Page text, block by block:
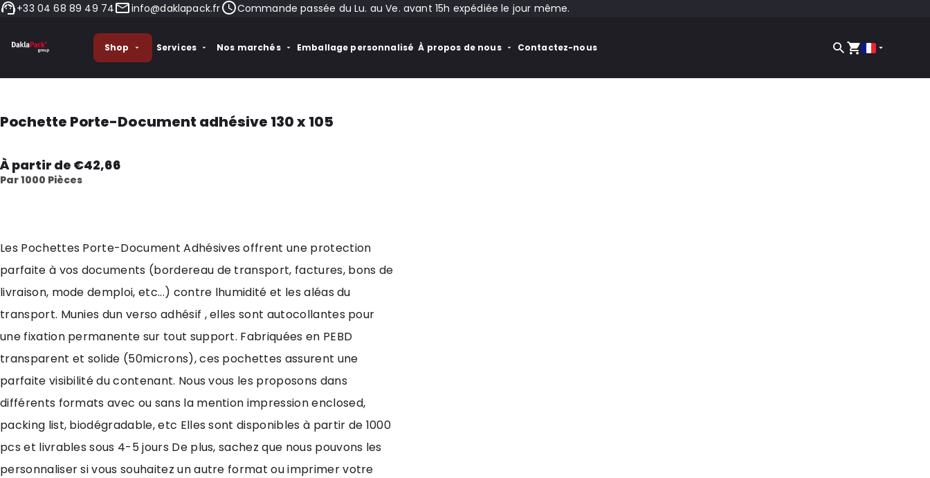
+33 04 68 89 49 74 info@daklapack.fr Commande passée du Lu. au Ve. avant 15h expédiée le jour même.
Shop Services Nos marchés Emballage personnalisé À propos de nous Contactez-nous
Pochette Porte-Document adhésive 130 x 105
À partir de €42,66
Par 1000 Pièces
Les Pochettes Porte-Document Adhésives offrent une protection
parfaite à vos documents (bordereau de transport, factures, bons de
livraison, mode demploi, etc...) contre lhumidité et les aléas du
transport. Munies dun verso adhésif , elles sont autocollantes pour
une fixation permanente sur tout support. Fabriquées en PEBD
transparent et solide (50microns), ces pochettes assurent une
parfaite visibilité du contenant. Nous vous les proposons dans
différents formats avec ou sans la mention impression enclosed,
packing list, biodégradable, etc Elles sont disponibles à partir de 1000
pcs et livrables sous 4-5 jours De plus, sachez que nous pouvons les
personnaliser si vous souhaitez un autre format ou imprimer votre